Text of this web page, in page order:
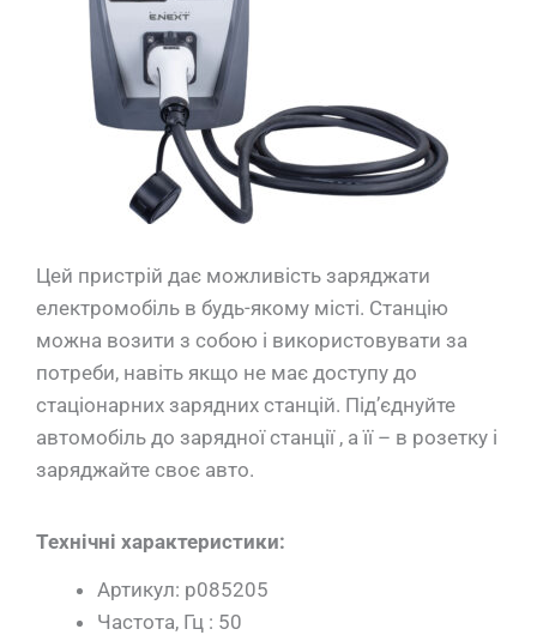
Цей пристрій дає можливість заряджати
електромобіль в будь-якому місті. Станцію
можна возити з собою і використовувати за
потреби, навіть якщо не має доступу до
стаціонарних зарядних станцій. Під’єднуйте
автомобіль до зарядної станції , а її – в розетку і
заряджайте своє авто.
Технічні характеристики:
Артикул: p085205
Частота, Гц : 50